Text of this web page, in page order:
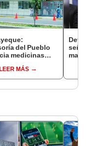
del Pueblo
medicinas
en principales
de la región
LEER MÁS
al